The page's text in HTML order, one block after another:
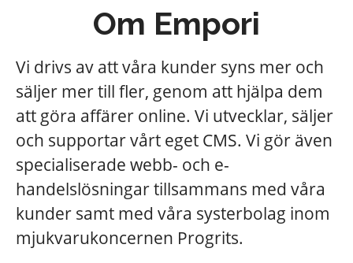
Om Empori
Vi drivs av att våra kunder syns mer och
säljer mer till fler, genom att hjälpa dem
att göra affärer online. Vi utvecklar, säljer
och supportar vårt eget CMS. Vi gör även
specialiserade webb- och e-
handelslösningar tillsammans med våra
kunder samt med våra systerbolag inom
mjukvarukoncernen Progrits.